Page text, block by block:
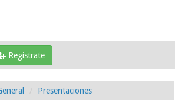
Regístrate
Presentaciones